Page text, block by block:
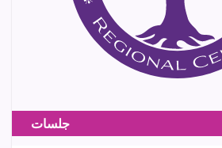
جلسات